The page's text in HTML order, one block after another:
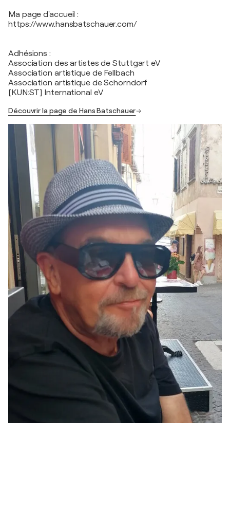
Ma page d'accueil :
https://www.hansbatschauer.com/
Adhésions :
Association des artistes de Stuttgart eV
Association artistique de Fellbach
Association artistique de Schorndorf
[KUN:ST] International eV
Découvrir la page de Hans Batschauer